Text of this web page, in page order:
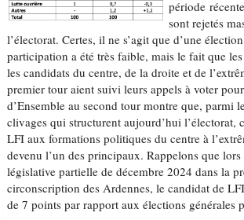
période
sont rejetés
l’électorat. Certes, il ne s’agit que d’une
participation a été très faible, mais le fait que
les candidats du centre, de la droite et de
premier tour aient suivi leurs appels à voter
d’Ensemble au second tour montre que, parmi
clivages qui structurent aujourd’hui l’électorat,
LFI aux formations politiques du centre à
devenu l’un des principaux. Rappelons que lors
législative partielle de décembre 2024 dans la
circonscription des Ardennes, le candidat de
de 7 points par rapport aux élections générales